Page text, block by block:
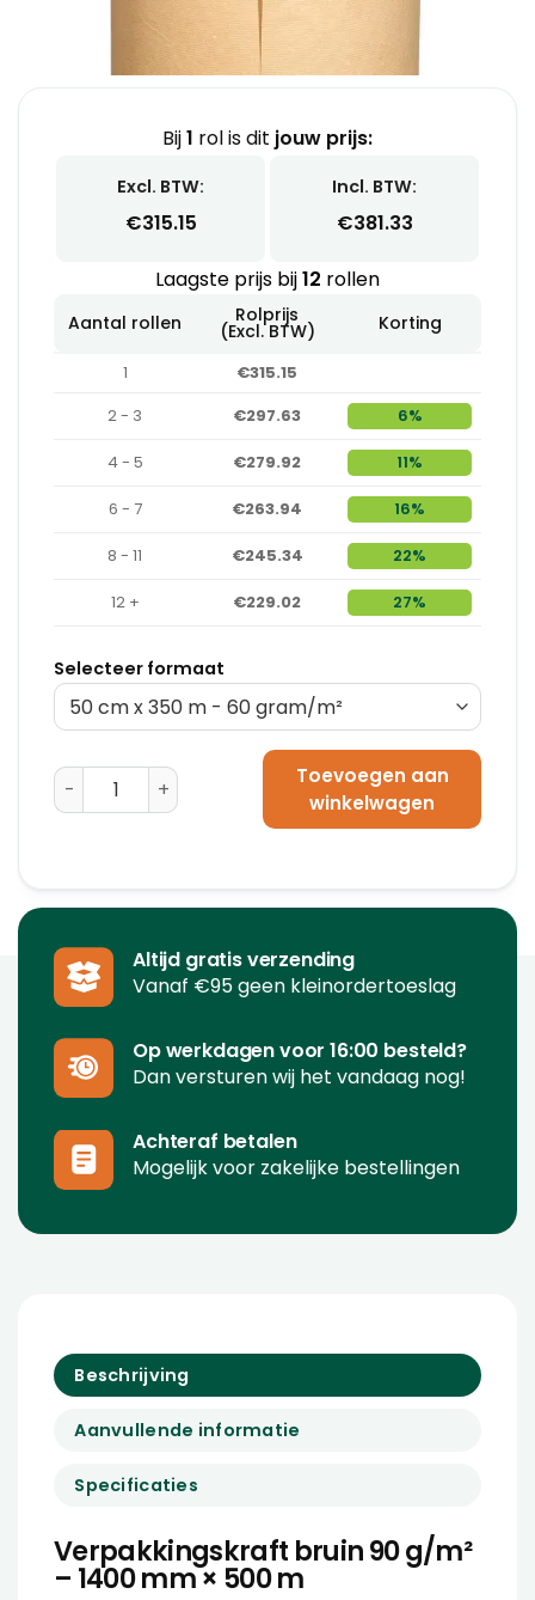
Bij1 rol is dit jouw prijs:
Excl. BTW:
€315.15
Incl. BTW:
€381.33
Laagste prijs bij12 rollen
Aantal rollen Rolprijs
(Excl. BTW) Korting
1
€315.15
2 - 3
€297.63 6%
4 - 5 €279.92 11%
6 - 7 €263.94 16%
8 - 11 €245.34 22%
12 + €229.02 27%
Selecteer formaat
Rol Kraftpapier - 90 gram/m² (140 cm x 500 m)
Toevoegen aan
winkelwagen
Altijd gratis verzending
Vanaf €95 geen kleinordertoeslag
Op werkdagen voor 16:00 besteld?
Dan versturen wij het vandaag nog!
Achteraf betalen
Mogelijk voor zakelijke bestellingen
Beschrijving
Aanvullende informatie
Specificaties
Verpakkingskraft bruin 90 g/m²
– 1400 mm × 500 m